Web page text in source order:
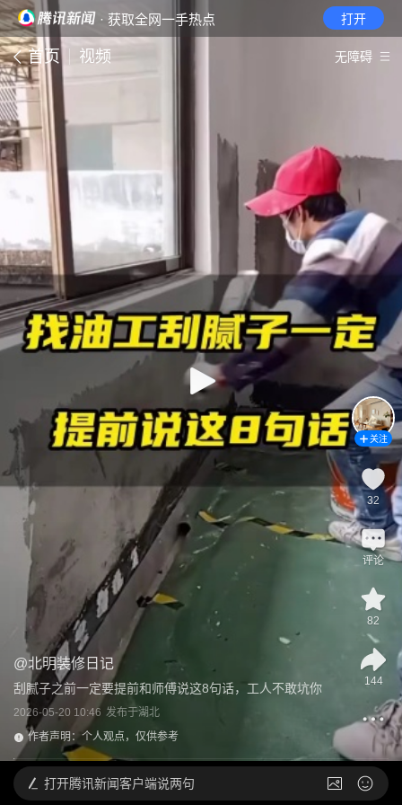
· 获取全网一手热点 打开
首页 视频 无障碍
@北明装修日记
刮腻子之前一定要提前和师傅说这8句话，工人不敢坑你
2026-05-20 10:46 发布于湖北
作者声明：个人观点，仅供参考
关注
32
评论
82
144
打开腾讯新闻客户端说两句